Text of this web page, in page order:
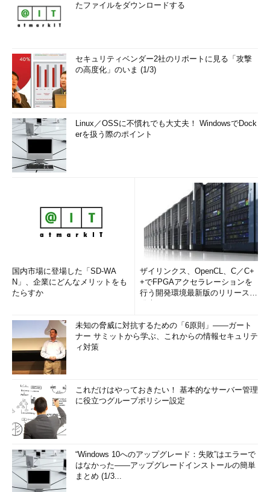
たファイルをダウンロードする
セキュリティベンダー2社のリポートに見る「攻撃
の高度化」のいま (1/3)
Linux／OSSに不慣れでも大丈夫！ WindowsでDock
erを扱う際のポイント
国内市場に登場した「SD-WA
N」、企業にどんなメリットをも
たらすか
ザイリンクス、OpenCL、C／C+
+でFPGAアクセラレーションを
行う開発環境最新版のリリースを
未知の脅威に対抗するための「6原則」――ガート
ナー サミットから学ぶ、これからの情報セキュリテ
ィ対策
これだけはやっておきたい！ 基本的なサーバー管理
に役立つグループポリシー設定
“Windows 10へのアップグレード：失敗”はエラーで
はなかった――アップグレードインストールの簡単
まとめ (1/3...